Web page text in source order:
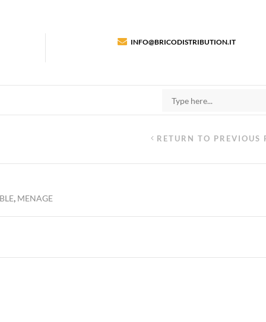
INFO@BRICODISTRIBUTION.IT
RETURN TO PREVIOUS
, MENAGE